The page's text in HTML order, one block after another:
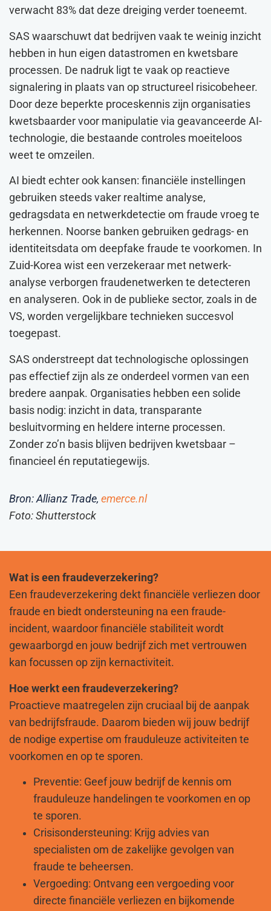
verwacht 83% dat deze dreiging verder toeneemt.
SAS waarschuwt dat bedrijven vaak te weinig inzicht
hebben in hun eigen datastromen en kwetsbare
processen. De nadruk ligt te vaak op reactieve
signalering in plaats van op structureel risicobeheer.
Door deze beperkte proceskennis zijn organisaties
kwetsbaarder voor manipulatie via geavanceerde AI-
technologie, die bestaande controles moeiteloos
weet te omzeilen.
AI biedt echter ook kansen: financiële instellingen
gebruiken steeds vaker realtime analyse,
gedragsdata en netwerkdetectie om fraude vroeg te
herkennen. Noorse banken gebruiken gedrags- en
identiteitsdata om deepfake fraude te voorkomen. In
Zuid-Korea wist een verzekeraar met netwerk-
analyse verborgen fraudenetwerken te detecteren
en analyseren. Ook in de publieke sector, zoals in de
VS, worden vergelijkbare technieken succesvol
toegepast.
SAS onderstreept dat technologische oplossingen
pas effectief zijn als ze onderdeel vormen van een
bredere aanpak. Organisaties hebben een solide
basis nodig: inzicht in data, transparante
besluitvorming en heldere interne processen.
Zonder zo’n basis blijven bedrijven kwetsbaar –
financieel én reputatiegewijs.
Bron: Allianz Trade, emerce.nl
Foto: Shutterstock
Wat is een fraudeverzekering?
Een fraudeverzekering dekt financiële verliezen door
fraude en biedt ondersteuning na een fraude-
incident, waardoor financiële stabiliteit wordt
gewaarborgd en jouw bedrijf zich met vertrouwen
kan focussen op zijn kernactiviteit.
Hoe werkt een fraudeverzekering?
Proactieve maatregelen zijn cruciaal bij de aanpak
van bedrijfsfraude. Daarom bieden wij jouw bedrijf
de nodige expertise om frauduleuze activiteiten te
voorkomen en op te sporen.
Preventie: Geef jouw bedrijf de kennis om
frauduleuze handelingen te voorkomen en op
te sporen.
Crisisondersteuning: Krijg advies van
specialisten om de zakelijke gevolgen van
fraude te beheersen.
Vergoeding: Ontvang een vergoeding voor
directe financiële verliezen en bijkomende